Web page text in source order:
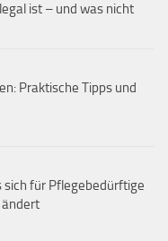
ist – und was nicht
Praktische Tipps und
sich für Pflegebedürftige
ändert